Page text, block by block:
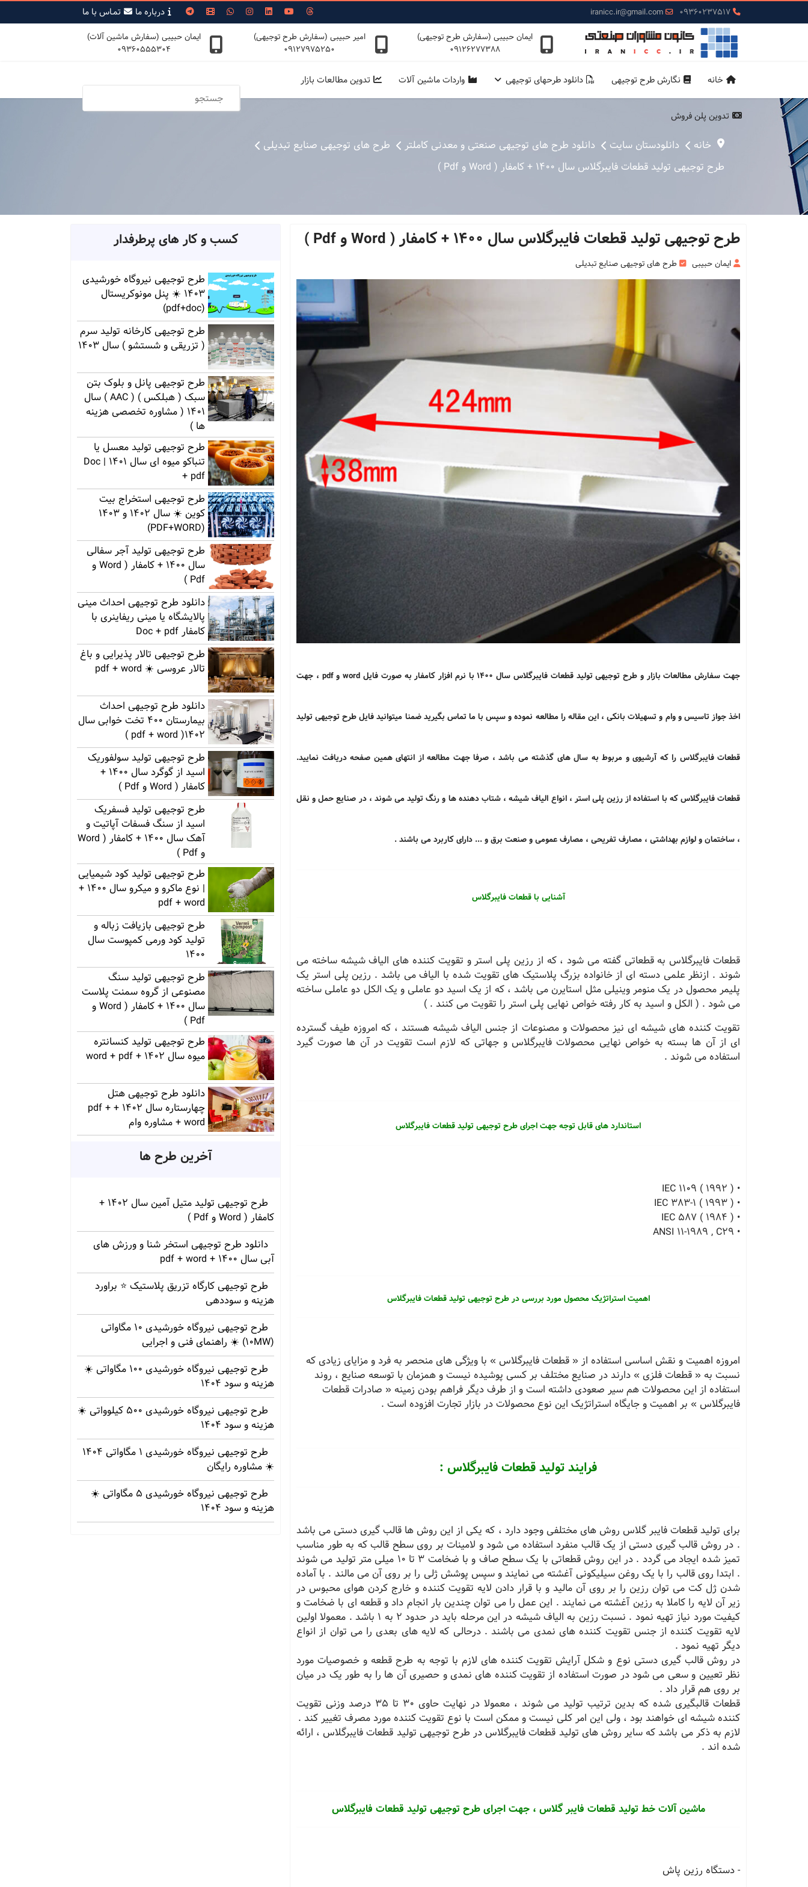
09360237517
iranicc.ir@gmail.com درباره ما تمـاس با ما
ایمان حبیبی (سفارش طرح توجیهی)
09126277388
امیر حبیبی (سفارش طرح توجیهی)
09127975250
ایمان حبیبی (سفارش ماشین آلات)
09360555304
خانه نگارش طرح توجیهی دانلود طرحهای توجیهی واردات ماشین آلات تدوین مطالعات بازار
تدوین پلن فروش
خانه دانلودستان سایت دانلود طرح های توجیهی صنعتی و معدنی کاملتر
طرح های توجیهی صنایع تبدیلی
طرح توجیهی تولید قطعات فایبرگلاس سال 1400 + کامفار ( Word و Pdf )
طرح توجیهی تولید قطعات فایبرگلاس سال 1400 + کامفار ( Word و Pdf )
ایمان حبیبی طرح های توجیهی صنایع تبدیلی
جهت سفارش مطالعات بازار و طرح توجیهی تولید قطعات فایبرگلاس سال 1400 با نرم افزار کامفار به صورت فایل wordوpdf ، جهت
اخذ جواز تاسیس و وام و تسهیلات بانکی ، این مقاله را مطالعه نموده و سپس با ما تماس بگیرید ضمنا میتوانید فایل طرح توجیهی تولید
قطعات فایبرگلاس را که آرشیوی و مربوط به سال های گذشته می باشد ، صرفا جهت مطالعه از انتهای همین صفحه دریافت نمایید.
قطعات فایبرگلاس که با استفاده از رزین پلی استر ، انواع الیاف شیشه ، شتاب دهنده ها و رنگ تولید می شوند ، در صنایع حمل و نقل
، ساختمان و لوازم بهداشتی ، مصارف تفریحی ، مصارف عمومی و صنعت برق و ... دارای کاربرد می باشند .
آشنایی با قطعات فایبرگلاس
قطعات فایبرگلاس به قطعاتی گفته می شود ، که از رزین پلی استر و تقویت کننده های الیاف شیشه ساخته می
شوند . ازنظر علمی دسته ای از خانواده بزرگ پلاستیک های تقویت شده با الیاف می باشد . رزین پلی استر یک
پلیمر محصول در یک منومر وینیلی مثل استایرن می باشد ، که از یک اسید دو عاملی و یک الکل دو عاملی ساخته
می شود . ( الکل و اسید به کار رفته خواص نهایی پلی استر را تقویت می کنند . )
تقویت کننده های شیشه ای نیز محصولات و مصنوعات از جنس الیاف شیشه هستند ، که امروزه طیف گسترده
ای از آن ها بسته به خواص نهایی محصولات فایبرگلاس و جهاتی که لازم است تقویت در آن ها صورت گیرد
استفاده می شوند .
استاندارد های قابل توجه جهت اجرای طرح توجیهی تولید قطعات فایبرگلاس
• IEC 1109 ( 1992 )
• IEC 383-1 ( 1993 )
• IEC 587 ( 1984 )
• ANSI 11-1989 , C29
اهمیت استراتژیک محصول مورد بررسی در طرح توجیهی تولید قطعات فایبرگلاس
امروزه اهمیت و نقش اساسی استفاده از « قطعات فایبرگلاس » با ویژگی های منحصر به فرد و مزایای زیادی که
نسبت به « قطعات فلزی » دارند در صنایع مختلف بر کسی پوشیده نیست و همزمان با توسعه صنایع ، روند
استفاده از این محصولات هم سیر صعودی داشته است و از طرف دیگر فراهم بودن زمینه « صادرات قطعات
فایبرگلاس » بر اهمیت و جایگاه استراتژیک این نوع محصولات در بازار تجارت افزوده است .
فرایند تولید قطعات فایبرگلاس :
برای تولید قطعات فایبر گلاس روش های مختلفی وجود دارد ، که یکی از این روش ها قالب گیری دستی می باشد
. در روش قالب گیری دستی از یک قالب منفرد استفاده می شود و لامینات بر روی سطح قالب که به طور مناسب
تمیز شده ایجاد می گردد . در این روش قطعاتی با یک سطح صاف و با ضخامت 3 تا 10 میلی متر تولید می شوند
. ابتدا روی قالب را با یک روغن سیلیکونی آغشته می نمایند و سپس پوشش ژلی را بر روی آن می مالند . با آماده
شدن ژل کت می توان رزین را بر روی آن مالید و با قرار دادن لایه تقویت کننده و خارج کردن هوای محبوس در
زیر آن لایه را کاملا به رزین آغشته می نمایند . این عمل را می توان چندین بار انجام داد و قطعه ای با ضخامت و
کیفیت مورد نیاز تهیه نمود . نسبت رزین به الیاف شیشه در این مرحله باید در حدود 2 به 1 باشد . معمولا اولین
لایه تقویت کننده از جنس تقویت کننده های نمدی می باشند . درحالی که لایه های بعدی را می توان از انواع
دیگر تهیه نمود .
در روش قالب گیری دستی نوع و شکل آرایش تقویت کننده های لازم با توجه به طرح قطعه و خصوصیات مورد
نظر تعیین و سعی می شود در صورت استفاده از تقویت کننده های نمدی و حصیری آن ها را به طور یک در میان
بر روی هم قرار داد .
قطعات قالبگیری شده که بدین ترتیب تولید می شوند ، معمولا در نهایت حاوی 30 تا 35 درصد وزنی تقویت
کننده شیشه ای خواهند بود ، ولی این امر کلی نیست و ممکن است با نوع تقویت کننده مورد مصرف تغییر کند .
لازم به ذکر می باشد که سایر روش های تولید قطعات فایبرگلاس در طرح توجیهی تولید قطعات فایبرگلاس ، ارائه
شده اند .
ماشین آلات خط تولید قطعات فایبر گلاس ، جهت اجرای طرح توجیهی تولید قطعات فایبرگلاس
- دستگاه رزین پاش
کسب و کار های پرطرفدار
طرح توجیهی نیروگاه خورشیدی
1403 ☀️ پنل مونوکریستال
(pdf+doc)
طرح توجیهی کارخانه تولید سرم
( تزریقی و شستشو ) سال 1403
طرح توجیهی پانل و بلوک بتن
سبک ( هبلکس ) ( AAC ) سال
1401 ( مشاوره تخصصی هزینه
ها )
طرح توجیهی تولید معسل یا
تنباکو میوه ای سال 1401 | Doc
+ pdf
طرح توجیهی استخراج بیت
کوین ☀️ سال 1402 و 1403
(PDF+WORD)
طرح توجیهی تولید آجر سفالی
سال 1400 + کامفار ( Word و
Pdf )
دانلود طرح توجیهی احداث مینی
پالایشگاه یا مینی ریفاینری با
کامفار Doc + pdf
طرح توجیهی تالار پذیرایی و باغ
تالار عروسی ☀️ pdf + word
دانلود طرح توجیهی احداث
بیمارستان 400 تخت خوابی سال
1402( pdf + word )
طرح توجیهی تولید سولفوریک
اسید از گوگرد سال 1400 +
کامفار ( Word و Pdf )
طرح توجیهی تولید فسفریک
اسید از سنگ فسفات آپاتیت و
آهک سال 1400 + کامفار ( Word
و Pdf )
طرح توجیهی تولید کود شیمیایی
| نوع ماکرو و میکرو سال 1400 +
pdf + word
طرح توجیهی بازیافت زباله و
تولید کود ورمی کمپوست سال
1400
طرح توجیهی تولید سنگ
مصنوعی از گروه سمنت پلاست
سال 1400 + کامفار ( Word و
Pdf )
طرح توجیهی تولید کنسانتره
میوه سال 1402 + word + pdf
دانلود طرح توجیهی هتل
چهارستاره سال 1402 + pdf +
word + مشاوره وام
آخرین طرح ها
طرح توجیهی تولید متیل آمین سال 1402 +
کامفار ( Word و Pdf )
دانلود طرح توجیهی استخر شنا و ورزش های
آبی سال 1400 + pdf + word
طرح توجیهی کارگاه تزریق پلاستیک ⭐ براورد
هزینه و سوددهی
طرح توجیهی نیروگاه خورشیدی 10 مگاواتی
(10MW) ☀️ راهنمای فنی و اجرایی
طرح توجیهی نیروگاه خورشیدی 100 مگاواتی ☀️
هزینه‌ و سود 1404
طرح توجیهی نیروگاه خورشیدی 500 کیلوواتی ☀️
هزینه‌ و سود 1404
طرح توجیهی نیروگاه خورشیدی 1 مگاواتی 1404
☀️ مشاوره رایگان
طرح توجیهی نیروگاه خورشیدی 5 مگاواتی ☀️
هزینه‌ و سود 1404